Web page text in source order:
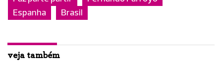
Espanha
Brasil
veja também